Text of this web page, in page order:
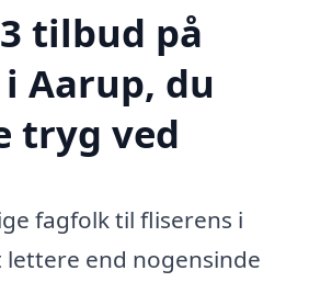
tilbud på
Aarup, du
tryg ved
fagfolk til fliserens i
end nogensinde